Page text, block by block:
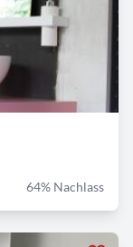
64% Nachlass